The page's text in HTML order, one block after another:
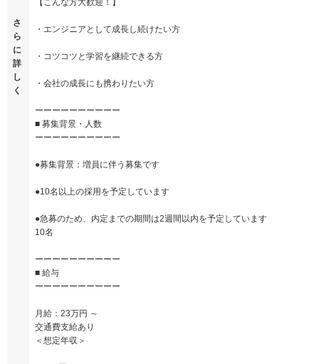
さ
ら
に
詳
し
く
【こんな方大歓迎！】
・エンジニアとして成長し続けたい方
・コツコツと学習を継続できる方
・会社の成長にも携わりたい方
ーーーーーーーーーー
■ 募集背景・人数
ーーーーーーーーーー
●募集背景：増員に伴う募集です
●10名以上の採用を予定しています
●急募のため、内定までの期間は2週間以内を予定しています
10名
ーーーーーーーーーー
■ 給与
ーーーーーーーーーー
月給：23万円 ～
交通費支給あり
＜想定年収＞